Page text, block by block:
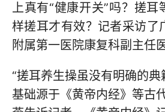
上真有“健康开关”吗？搓耳
样搓耳才有效？记者采访了
附属第一医院康复科副主任
“搓耳养生操虽没有明确的
基础源于《黄帝内经》等古